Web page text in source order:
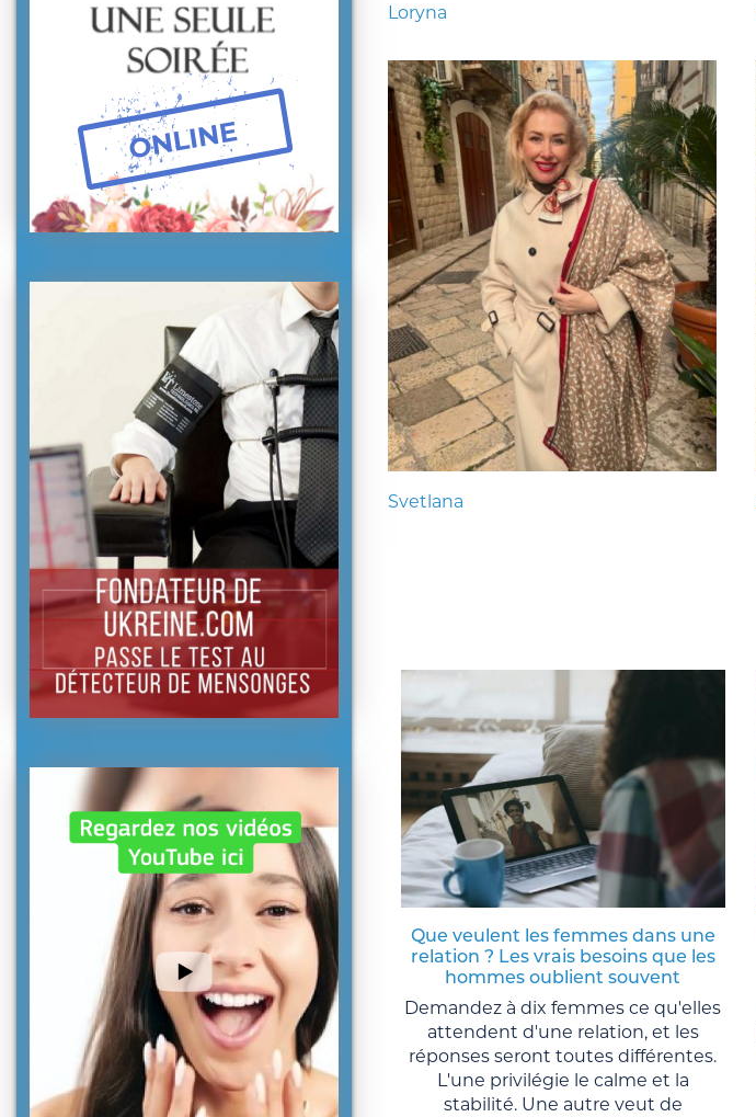
Loryna
Svetlana
Que veulent les femmes dans une
relation ? Les vrais besoins que les
hommes oublient souvent
Demandez à dix femmes ce qu'elles
attendent d'une relation, et les
réponses seront toutes différentes.
L'une privilégie le calme et la
stabilité. Une autre veut de